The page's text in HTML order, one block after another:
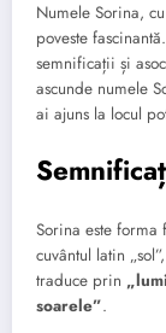
Numele Sorina,
poveste
semnificații și
ascunde numele
ai ajuns la locul
Sorina este
cuvântul latin
traduce prin
soarele”.